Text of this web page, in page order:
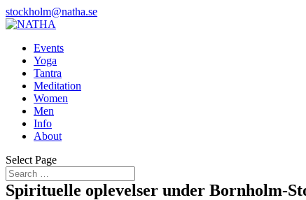
stockholm@natha.se
Events
Yoga
Tantra
Meditation
Women
Men
Info
About
Select Page
Spirituelle oplevelser under Bornholm-